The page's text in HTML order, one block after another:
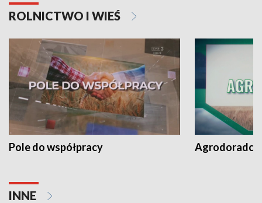
ROLNICTWO I WIEŚ
Pole do współpracy Agrodoradcy
INNE